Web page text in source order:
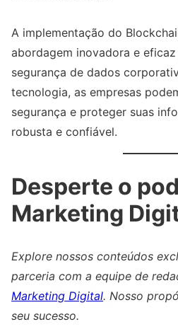
A implementação do
abordagem inovadora e
segurança de dados
tecnologia, as empresas
segurança e proteger suas
robusta e confiável.
Desperte o
Marketing
Explore nossos conteúdos
parceria com a equipe de
Marketing Digital. Nosso
seu sucesso.